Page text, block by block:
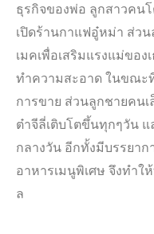
ธุรกิจของพ่อ ลูกสาวคน
เปิดร้านกาแฟอู๋หม่า ส่ว
เมคเพื่อเสริมแรงแม่ขอ
ทำความสะอาด ในขณะ
การขาย ส่วนลูกชายคนเ
ต๋าจีลี่เติบโตขึ้นทุกๆวัน แ
กลางวัน อีกทั้งมีบรรยา
อาหารเมนูพิเศษ จึงทำ
ล